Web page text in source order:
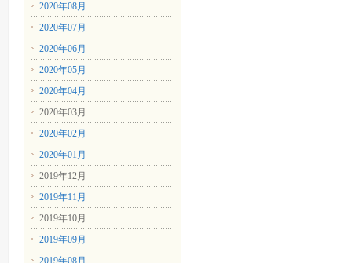
2020年08月
2020年07月
2020年06月
2020年05月
2020年04月
2020年03月
2020年02月
2020年01月
2019年12月
2019年11月
2019年10月
2019年09月
2019年08月